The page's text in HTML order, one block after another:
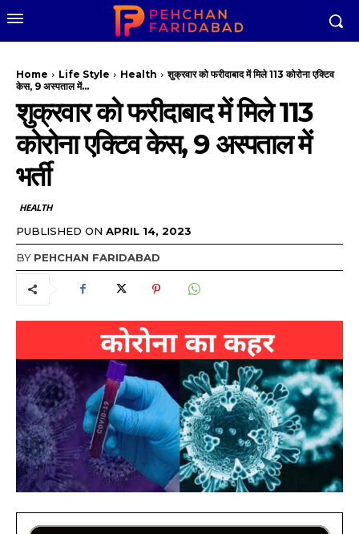
Home Life Style Health
शुक्रवार को फरीदाबाद में मिले 113 कोरोना एक्टिव
केस, 9 अस्पताल में...
शुक्रवार को फरीदाबाद में मिले 113
कोरोना एक्टिव केस, 9 अस्पताल में
भर्ती
HEALTH
PUBLISHED ON APRIL 14, 2023
BY PEHCHAN FARIDABAD